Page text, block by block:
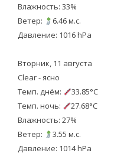
Влажность: 33%
Ветер:
6.46 м.с.
Давление: 1016 hPa
Вторник, 11 августа
Clear - ясно
Темп. днём:
33.85°C
Темп. ночь:
27.68°C
Влажность: 27%
Ветер:
3.55 м.с.
Давление: 1014 hPa